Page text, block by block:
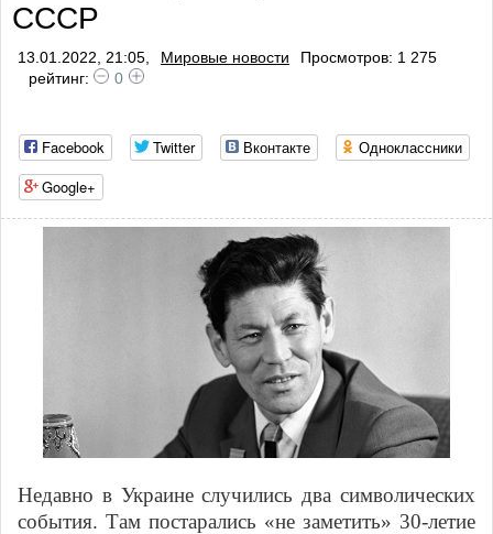
СССР
13.01.2022, 21:05, Мировые новости
Просмотров: 1 275
рейтинг:
0
Facebook Twitter Вконтакте
Одноклассники
Google+
Недавно в Украине случились два символических
события. Там постарались «не заметить» 30-летие